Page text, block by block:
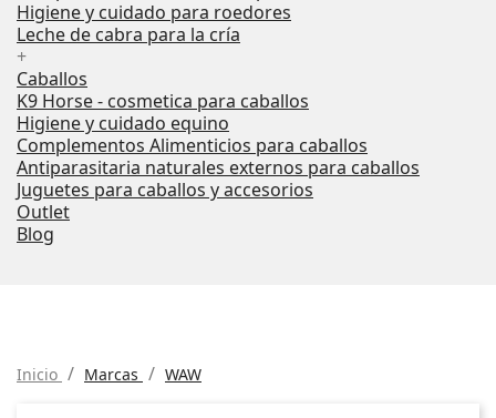
Higiene y cuidado para roedores
Leche de cabra para la cría
+
Caballos
K9 Horse - cosmetica para caballos
Higiene y cuidado equino
Complementos Alimenticios para caballos
Antiparasitaria naturales externos para caballos
Juguetes para caballos y accesorios
Outlet
Blog
Inicio Marcas WAW